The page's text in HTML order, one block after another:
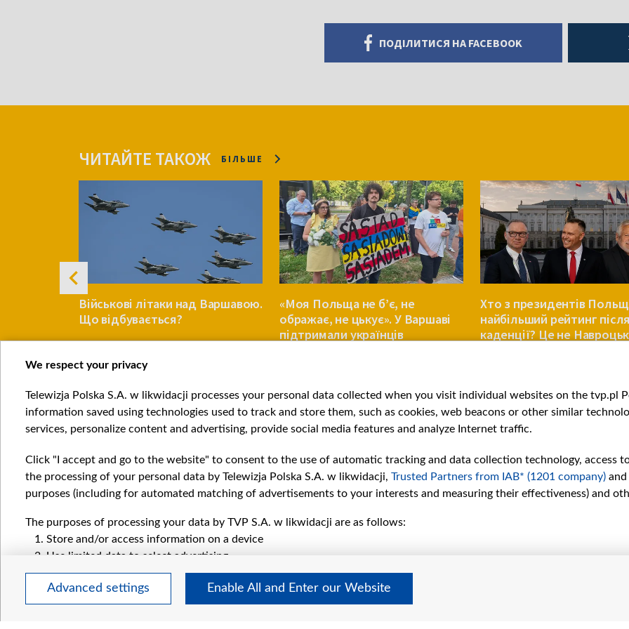
ПОДІЛИТИСЯ НА FACEBOOK
ЧИТАЙТЕ ТАКОЖ БІЛЬШЕ
Військові літаки над Варшавою.
Що відбувається?
ПОЛЬЩА
«Моя Польща не б’є, не
ображає, не цькує». У Варшаві
підтримали українців
Хто з президентів
найбільший рейтинг
каденції? Це не
Item
1
of
Категорії
Докладно
Погляд
We respect your privacy
Telewizja Polska S.A. w likwidacji processes your personal data collected when you visit individual websites on the tvp.pl
information saved using technologies used to track and store them, such as cookies, web beacons or other similar
services, personalize content and advertising, provide social media features and analyze Internet traffic.
Click "I accept and go to the website" to consent to the use of automatic tracking and data collection technology, access
the processing of your personal data by Telewizja Polska S.A. w likwidacji, Trusted Partners from IAB* (1201 company)
purposes (including for automated matching of advertisements to your interests and measuring their effectiveness) and
The purposes of processing your data by TVP S.A. w likwidacji are as follows:
Store and/or access information on a device
Use limited data to select advertising
Create profiles for personalised advertising
Use profiles to select personalised advertising
Create profiles to personalise content
Advanced settings Enable All and Enter our Website